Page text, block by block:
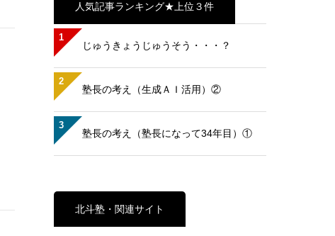
人気記事ランキング★上位３件
1
じゅうきょうじゅうそう・・・？
2
塾長の考え（生成ＡＩ活用）②
3
塾長の考え（塾長になって34年目）①
北斗塾・関連サイト